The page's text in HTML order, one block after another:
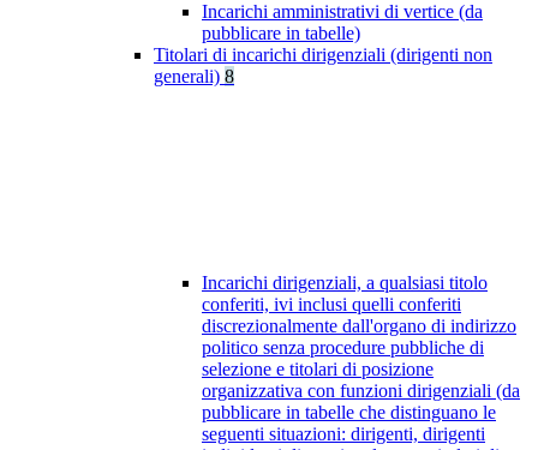
Incarichi amministrativi di vertice (da
pubblicare in tabelle)
Titolari di incarichi dirigenziali (dirigenti non
generali) 8
Incarichi dirigenziali, a qualsiasi titolo
conferiti, ivi inclusi quelli conferiti
discrezionalmente dall'organo di indirizzo
politico senza procedure pubbliche di
selezione e titolari di posizione
organizzativa con funzioni dirigenziali (da
pubblicare in tabelle che distinguano le
seguenti situazioni: dirigenti, dirigenti